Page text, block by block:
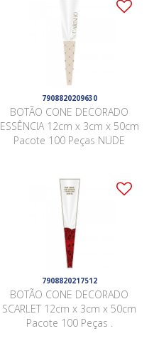
7908820209630
BOTÃO CONE DECORADO
ESSÊNCIA 12cm x 3cm x 50cm
Pacote 100 Peças NUDE
7908820217512
BOTÃO CONE DECORADO
SCARLET 12cm x 3cm x 50cm
Pacote 100 Peças .